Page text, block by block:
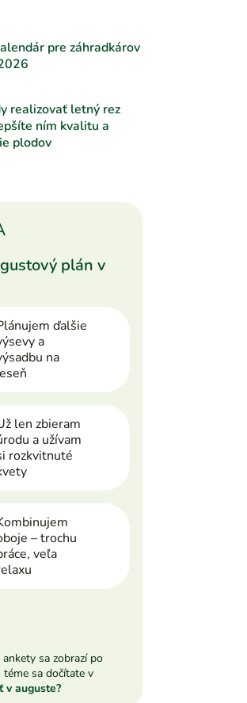
pre záhradkárov
realizovať letný rez
ním kvalitu a
plodov
plán v
ďalšie
a
na
len zbieram
a užívam
rozkvitnuté
– trochu
veľa
sa zobrazí po
sa dočítate v
v auguste?